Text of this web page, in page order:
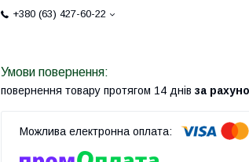
+380 (63) 427-60-22
повернення товару протягом 14 днів за